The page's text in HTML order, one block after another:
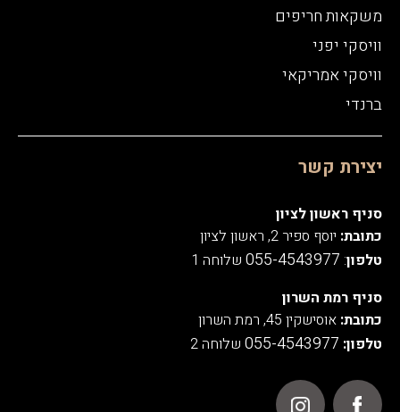
משקאות חריפים
וויסקי יפני
וויסקי אמריקאי
ברנדי
יצירת קשר
סניף ראשון לציון
כתובת: יוסף ספיר 2, ראשון לציון
טלפון:
055-4543977 שלוחה 1
סניף רמת השרון
כתובת: אוסישקין 45, רמת השרון
טלפון: 055-4543977 שלוחה 2